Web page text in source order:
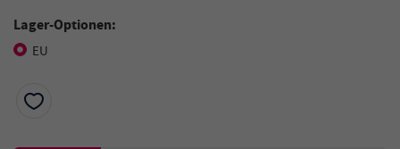
Lager-Optionen:
EU